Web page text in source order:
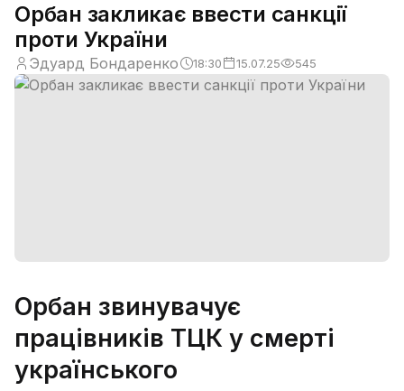
Орбан закликає ввести санкції
проти України
Эдуард Бондаренко 18:30 15.07.25 545
Орбан звинувачує
працівників ТЦК у смерті
українського